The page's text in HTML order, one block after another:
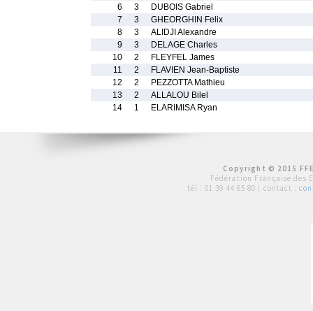
6
3
DUBOIS Gabriel
7
3
GHEORGHIN Felix
8
3
ALIDJI Alexandre
9
3
DELAGE Charles
10
2
FLEYFEL James
11
2
FLAVIEN Jean-Baptiste
12
2
PEZZOTTA Mathieu
13
2
ALLALOU Bilel
14
1 ELARIMISA Ryan
Copyright © 2015
Fédération Française des
tél : 01 39 44 65 80 | contact :